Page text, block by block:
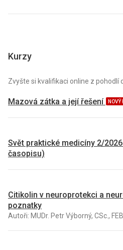
Kurzy
Zvyšte si kvalifikaci online z pohodlí
Mazová zátka a její řešení NOVÝ
Svět praktické medicíny 2/
časopisu)
Citikolin v neuroprotekci a
poznatky
Autoři: MUDr. Petr Výborný, CSc.,